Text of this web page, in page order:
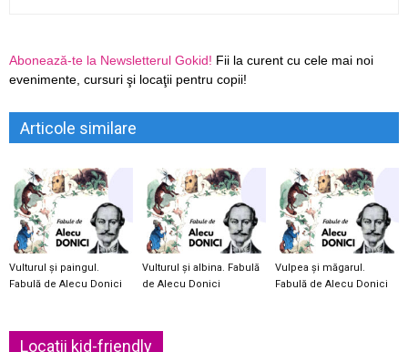
Abonează-te la Newsletterul Gokid! Fii la curent cu cele mai noi
evenimente, cursuri şi locaţii pentru copii!
Articole similare
Vulturul și paingul.
Fabulă de Alecu Donici
Vulturul și albina. Fabulă
de Alecu Donici
Vulpea și măgarul.
Fabulă de Alecu Donici
Locatii kid-friendly